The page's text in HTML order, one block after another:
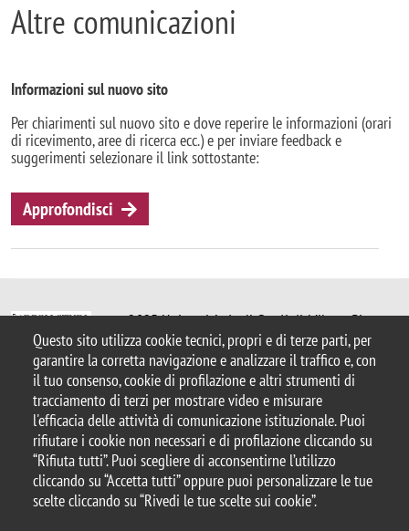
Questo sito utilizza cookie tecnici, propri e di terze parti, per
garantire la corretta navigazione e analizzare il traffico e, con
il tuo consenso, cookie di profilazione e altri strumenti di
tracciamento di terzi per mostrare video e misurare
l'efficacia delle attività di comunicazione istituzionale. Puoi
rifiutare i cookie non necessari e di profilazione cliccando su
“Rifiuta tutti”. Puoi scegliere di acconsentirne l’utilizzo
cliccando su “Accetta tutti” oppure puoi personalizzare le tue
scelte cliccando su “Rivedi le tue scelte sui cookie”.
Altre comunicazioni
Informazioni sul nuovo sito
Per chiarimenti sul nuovo sito e dove reperire le informazioni (orari
di ricevimento, aree di ricerca ecc.) e per inviare feedback e
suggerimenti selezionare il link sottostante:
Approfondisci
© 2025 Università degli Studi di Milano-Bicocca
Piazza dell'Ateneo Nuovo, 1 - 20126, Milano
Casella PEC:ateneo.bicocca@pec.unimib.it
P.I. 12621570154
| redazioneweb.psicologia@unimib.it
Note legali Privacy e cookie policy
Amministrazione trasparente